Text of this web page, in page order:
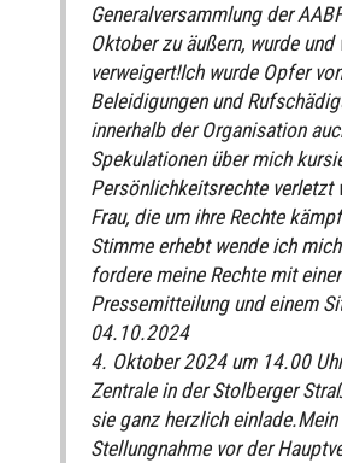
Generalversammlung der
Oktober zu äußern, wurde und
verweigert!Ich wurde Opfer
Beleidigungen und
innerhalb der Organisation
Spekulationen über mich
Persönlichkeitsrechte verletzt
Frau, die um ihre Rechte
Stimme erhebt wende ich
fordere meine Rechte mit
Pressemitteilung und einem
04.10.2024
4. Oktober 2024 um 14.00
Zentrale in der Stolberger
sie ganz herzlich einlade.Mein
Stellungnahme vor der